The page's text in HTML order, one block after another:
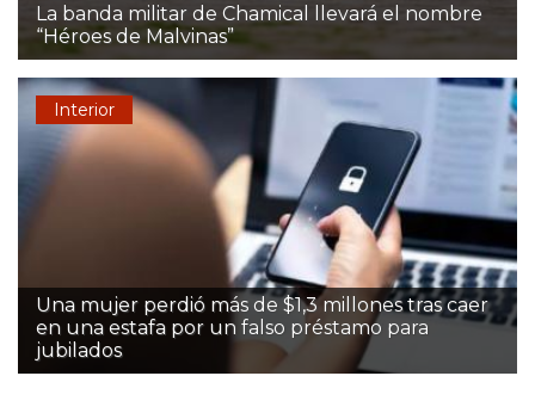
La banda militar de Chamical llevará el nombre
“Héroes de Malvinas”
Interior
Una mujer perdió más de $1,3 millones tras caer
en una estafa por un falso préstamo para
jubilados